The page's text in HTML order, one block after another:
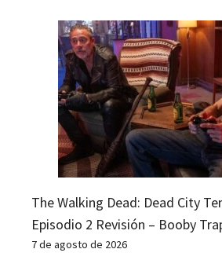
The Walking Dead: Dead City
Episodio 2 Revisión – Booby
7 de agosto de 2026